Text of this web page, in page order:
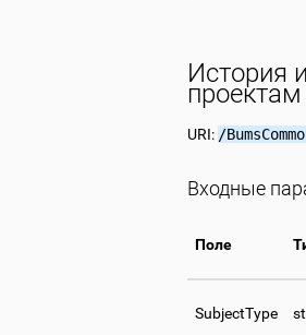
История
проектам
URI: /
Входные
Поле
SubjectType